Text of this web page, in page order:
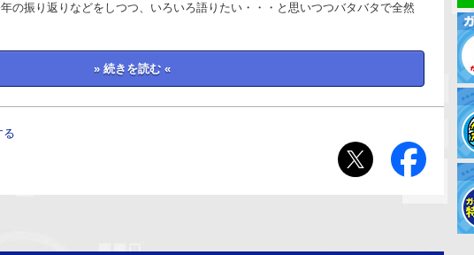
の振り返りなどをしつつ、いろいろ語りたい・・・と思いつつバタバタで全然
» 続きを読む «
る